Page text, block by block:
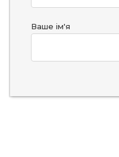
Ваше ім'я